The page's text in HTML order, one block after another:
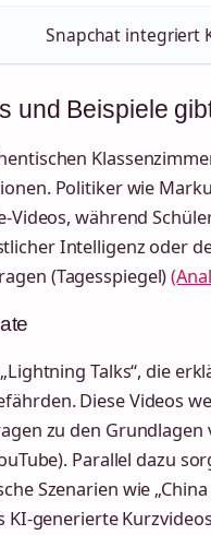
Snapchat integriert
und Beispiele
Politiker wie
Videos, während
Intelligenz oder
(Tagesspiegel)
Talks“, die
Diese Videos
zu den
Parallel dazu
Szenarien wie
KI-generierte